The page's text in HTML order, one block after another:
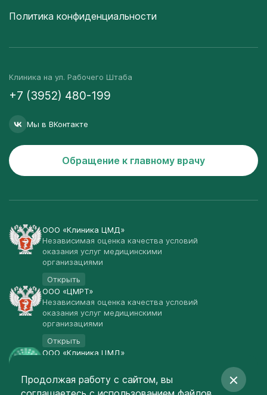
Политика конфиденциальности
Клиника на ул. Рабочего Штаба
+7 (3952) 480-199
Мы в ВКонтакте
Обращение к главному врачу
ООО «Клиника ЦМД»
Независимая оценка качества условий
оказания услуг медицинскими
организациями
Открыть
ООО «ЦМРТ»
Независимая оценка качества условий
оказания услуг медицинскими
организациями
Открыть
ООО «Клиника ЦМД»
Открыть
Продолжая работу с сайтом, вы